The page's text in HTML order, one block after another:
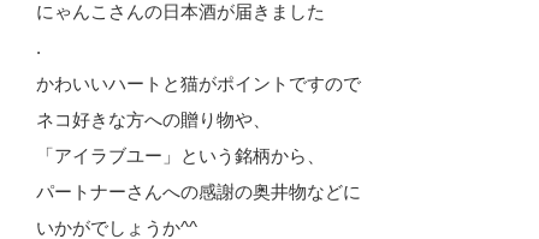
にゃんこさんの日本酒が届きました
.
かわいいハートと猫がポイントですので
ネコ好きな方への贈り物や、
「アイラブユー」という銘柄から、
パートナーさんへの感謝の奥井物などに
いかがでしょうか^^